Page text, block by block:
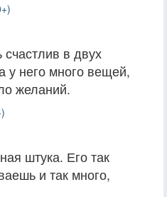
в двух
у него много вещей,
желаний.
штука. Его так
и так много,